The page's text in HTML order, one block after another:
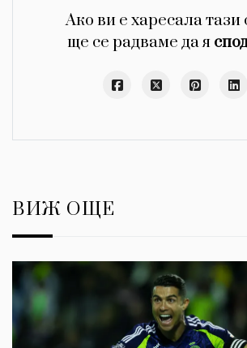
Ако ви е харесала тази
ще се радваме да я
ВИЖ ОЩЕ